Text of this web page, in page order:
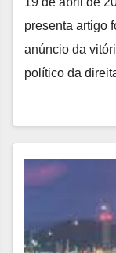
presenta artigo
anúncio da
político da